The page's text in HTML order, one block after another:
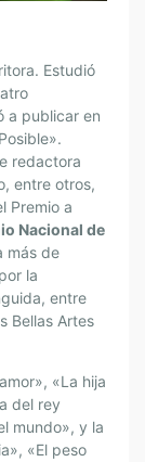
Estudió
a publicar en
redactora
entre otros,
Premio a
Nacional de
más de
la
entre
Bellas Artes
«La hija
del rey
mundo», y la
«El peso